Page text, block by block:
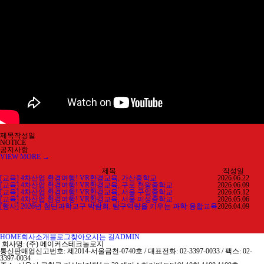
제목작성일
NOTICE
공지사항
VIEW MORE →
제목
작성일
[교육] 4차산업 환경여행! VR환경교육, 가산중학교
2026.06.22
[교육] 4차산업 환경여행! VR환경교육, 구로 천왕중학교
2026.06.09
[교육] 4차산업 환경여행! VR환경교육, 서울 구일중학교
2026.05.12
[교육] 4차산업 환경여행! VR환경교육, 서울 미성중학교
2026.05.06
[행사] 2026년 첨단과학교구 박람회, 탐구역량을 키우는 과학·융합교육2026.04.09
HOME회사소개 블로그찾아오시는 길ADMIN
회사명: (주) 메이커스테크놀로지
통신판매업신고번호: 제2014-서울금천-0740호 / 대표전화: 02-3397-0033 / 팩스: 02-
3397-0034